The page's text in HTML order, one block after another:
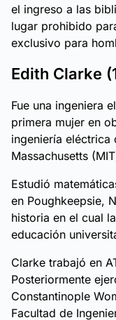
el ingreso a las
lugar prohibido
exclusivo para
Edith Clarke
Fue una ingeniera
primera mujer en
ingeniería eléctrica
Massachusetts
Estudió
en Poughkeepsie,
historia en el cual
educación
Clarke trabajó en
Posteriormente
Constantinople
Facultad de